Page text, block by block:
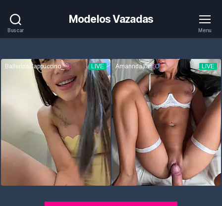
Buscar
Modelos Vazadas
Menu